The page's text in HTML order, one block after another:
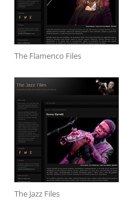
The Flamenco Files
The Jazz Files